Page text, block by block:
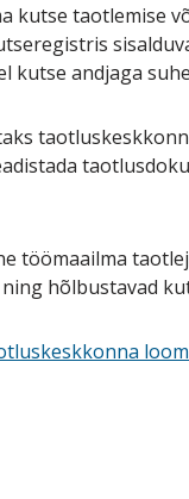
kutse taotlemise
kutse andjaga
töömaailma
hõlbustavad